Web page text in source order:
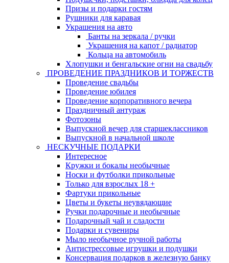
Призы и подарки гостям
Рушники для каравая
Украшения на авто
Банты на зеркала / ручки
Украшения на капот / радиатор
Кольца на автомобиль
Хлопушки и бенгальские огни на свадьбу
ПРОВЕДЕНИЕ ПРАЗДНИКОВ И ТОРЖЕСТВ
Проведение свадьбы
Проведение юбилея
Проведение корпоративного вечера
Праздничный антураж
Фотозоны
Выпускной вечер для старшеклассников
Выпускной в начальной школе
НЕСКУЧНЫЕ ПОДАРКИ
Интересное
Кружки и бокалы необычные
Носки и футболки прикольные
Только для взрослых 18 +
Фартуки прикольные
Цветы и букеты неувядающие
Ручки подарочные и необычные
Подарочный чай и сладости
Подарки и сувениры
Мыло необычное ручной работы
Антистрессовые игрушки и подушки
Консервация подарков в железную банку